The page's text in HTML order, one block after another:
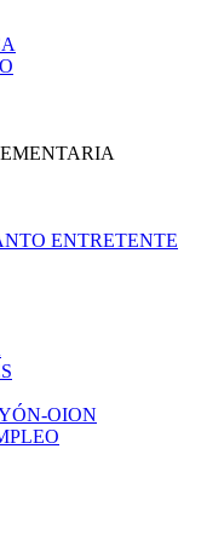
ENTRETENTE
OION